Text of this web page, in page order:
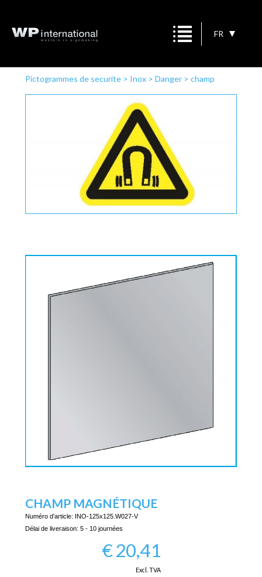
FR
Pictogrammes de securite> Inox> Danger> champ
CHAMP MAGNÉTIQUE
Numéro d’article:
INO-125x125.W027-V
Délai de liveraison: 5 - 10 journées
€20,41
Excl. TVA